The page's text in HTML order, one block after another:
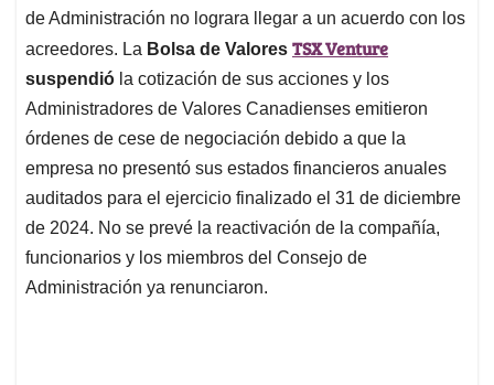
de Administración no lograra llegar a un acuerdo con los
acreedores. La Bolsa de Valores TSX Venture
suspendió la cotización de sus acciones y los
Administradores de Valores Canadienses emitieron
órdenes de cese de negociación debido a que la
empresa no presentó sus estados financieros anuales
auditados para el ejercicio finalizado el 31 de diciembre
de 2024. No se prevé la reactivación de la compañía,
funcionarios y los miembros del Consejo de
Administración ya renunciaron.